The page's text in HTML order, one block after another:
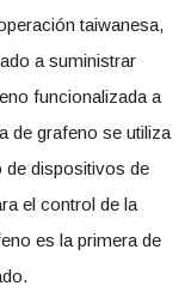
taiwanesa,
a suministrar
funcionalizada a
de grafeno se utiliza
de dispositivos de
el control de la
es la primera de